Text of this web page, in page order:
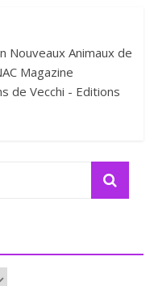
Nouveaux Animaux de
Magazine
de Vecchi - Editions